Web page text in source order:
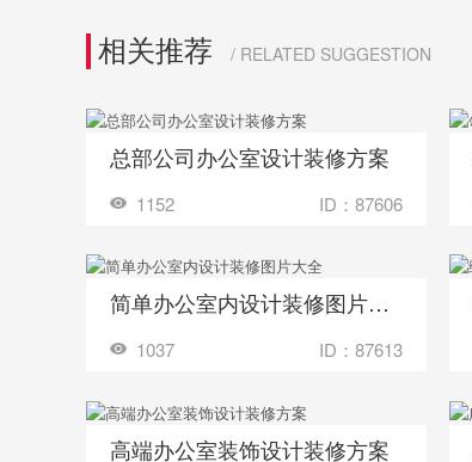
相关推荐 / RELATED SUGGESTION
收藏 装修成这样要花多少钱？
总部公司办公室设计装修方案
1152 ID：87606
收藏 装修成这样要花多少钱？
简单办公室内设计装修图片大全
1037 ID：87613
收藏 装修成这样要花多少钱？
高端办公室装饰设计装修方案